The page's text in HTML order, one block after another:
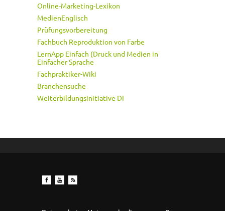
Online-Marketing-Lexikon
MedienEnglisch
Prüfungsvorbereitung
Fachbuch Reproduktion von Farbe
LernApp Einfach (Druck und Medien in
Einfacher Sprache
Fachpraktiker-Wiki
Branchensuche
Weiterbildungsinitiative DI